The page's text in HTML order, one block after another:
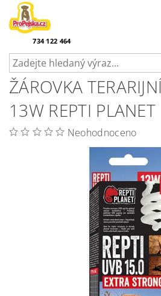
734 122 464
ŽÁROVKA
13W REPTI PLANET
Neohodnoceno